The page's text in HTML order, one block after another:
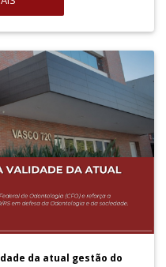
da atual gestão do